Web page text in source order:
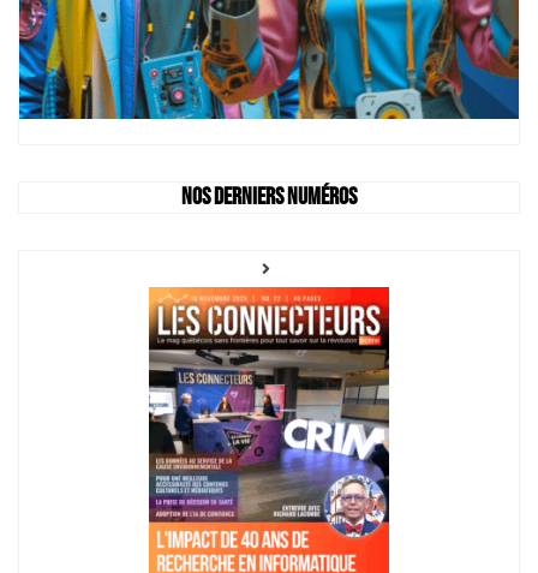
Nos derniers numéros